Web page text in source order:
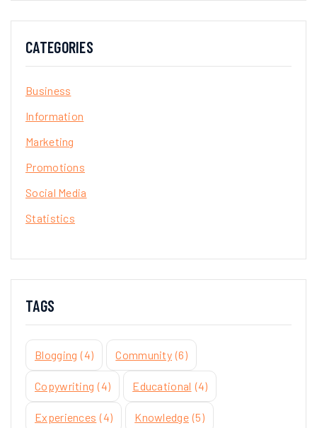
CATEGORIES
Business
Information
Marketing
Promotions
Social Media
Statistics
TAGS
Blogging (4) Community (6)
Copywriting (4) Educational (4)
Experiences (4) Knowledge (5)